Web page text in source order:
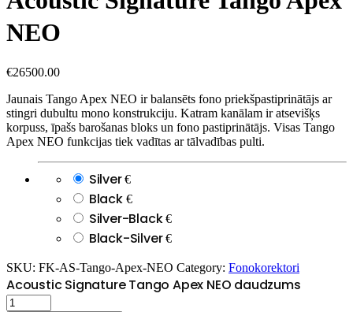
NEO
€26500.00
Jaunais Tango Apex NEO ir balansēts fono priekšpastiprinātājs ar
stingri dubultu mono konstrukciju. Katram kanālam ir atsevišķs
korpuss, īpašs barošanas bloks un fono pastiprinātājs. Visas Tango
Apex NEO funkcijas tiek vadītas ar tālvadības pulti.
Silver €
Black €
Silver-Black €
Black-Silver €
SKU: FK-AS-Tango-Apex-NEO Category: Fonokorektori
Acoustic Signature Tango Apex NEO daudzums